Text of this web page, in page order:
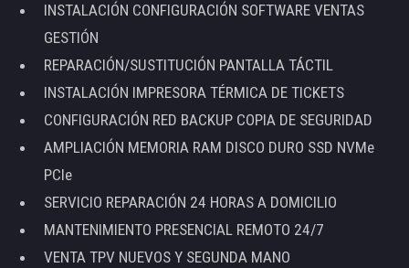
INSTALACIÓN CONFIGURACIÓN SOFTWARE VENTAS
GESTIÓN
REPARACIÓN/SUSTITUCIÓN PANTALLA TÁCTIL
INSTALACIÓN IMPRESORA TÉRMICA DE TICKETS
CONFIGURACIÓN RED BACKUP COPIA DE SEGURIDAD
AMPLIACIÓN MEMORIA RAM DISCO DURO SSD NVMe
PCIe
SERVICIO REPARACIÓN 24 HORAS A DOMICILIO
MANTENIMIENTO PRESENCIAL REMOTO 24/7
VENTA TPV NUEVOS Y SEGUNDA MANO